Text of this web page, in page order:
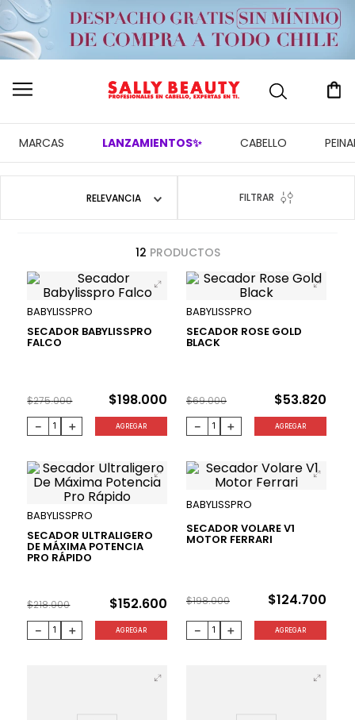
MARCAS LANZAMIENTOS✨ CABELLO
RELEVANCIA FILTRAR
12 PRODUCTOS
BABYLISSPRO
SECADOR BABYLISSPRO
FALCO
$275.000 $198.000
＋
－ AGREGAR
BABYLISSPRO
SECADOR ROSE GOLD
BLACK
$69.000 $53.820
＋
－ AGREGAR
BABYLISSPRO
SECADOR ULTRALIGERO
DE MÁXIMA POTENCIA
PRO RÁPIDO
$218.000 $152.600
＋
－ AGREGAR
BABYLISSPRO
SECADOR VOLARE V1
MOTOR FERRARI
$198.000 $124.700
＋
－ AGREGAR